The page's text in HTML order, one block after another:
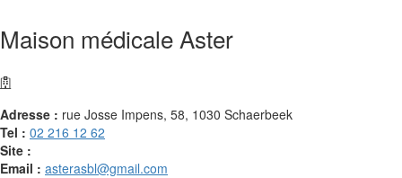
Maison médicale Aster
Adresse : rue Josse Impens, 58, 1030 Schaerbeek
Tel : 02 216 12 62
Site :
Email : asterasbl@gmail.com